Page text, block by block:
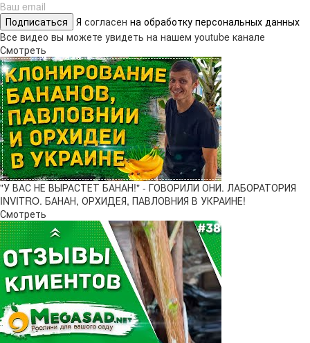
Подписаться Я согласен на обработку персональных данных
Все видео вы можете увидеть на нашем youtube канале
Смотреть
"У ВАС НЕ ВЫРАСТЕТ БАНАН!" - ГОВОРИЛИ ОНИ. ЛАБОРАТОРИЯ
INVITRO. БАНАН, ОРХИДЕЯ, ПАВЛОВНИЯ В УКРАИНЕ!
Смотреть